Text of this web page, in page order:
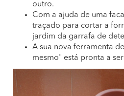
outro.
Com a ajuda de uma
traçado para cortar a
jardim da garrafa de
A sua nova ferramenta
mesmo" está pronta a